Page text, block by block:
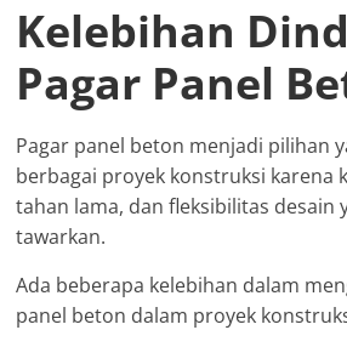
Kelebihan
Pagar Panel
Pagar panel beton menjadi pilihan
berbagai proyek konstruksi karena
tahan lama, dan fleksibilitas desain
tawarkan.
Ada beberapa kelebihan dalam
panel beton dalam proyek